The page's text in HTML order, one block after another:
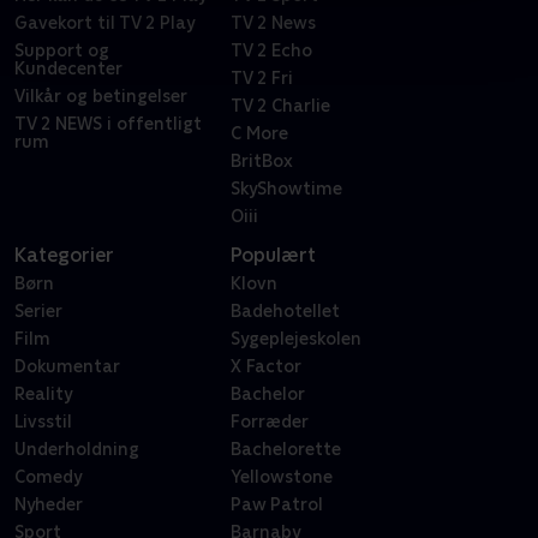
Gavekort til TV 2 Play
Support og
Kundecenter
Vilkår og betingelser
TV 2 NEWS i offentligt
rum
TV 2 News
TV 2 Echo
TV 2 Fri
TV 2 Charlie
C More
BritBox
SkyShowtime
Oiii
Kategorier
Børn
Serier
Film
Dokumentar
Reality
Livsstil
Underholdning
Comedy
Nyheder
Sport
Populært
Klovn
Badehotellet
Sygeplejeskolen
X Factor
Bachelor
Forræder
Bachelorette
Yellowstone
Paw Patrol
Barnaby